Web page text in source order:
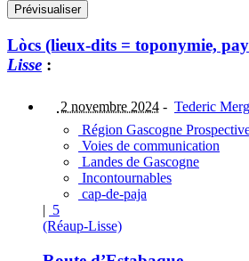
Lòcs (lieux-dits = toponymie,
Lisse :
2 novembre 2024 - Tederic
Région Gascogne
Voies de communication
Landes de Gascogne
Incontournables
cap-de-paja
| 5
(Réaup-Lisse)